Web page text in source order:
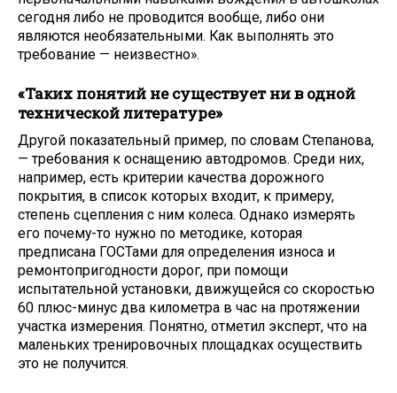
сегодня либо не проводится вообще, либо они
являются необязательными. Как выполнять это
требование — неизвестно».
«Таких понятий не существует ни в одной
технической литературе»
Другой показательный пример, по словам Степанова,
— требования к оснащению автодромов. Среди них,
например, есть критерии качества дорожного
покрытия, в список которых входит, к примеру,
степень сцепления с ним колеса. Однако измерять
его почему-то нужно по методике, которая
предписана ГОСТами для определения износа и
ремонтопригодности дорог, при помощи
испытательной установки, движущейся со скоростью
60 плюс-минус два километра в час на протяжении
участка измерения. Понятно, отметил эксперт, что на
маленьких тренировочных площадках осуществить
это не получится.